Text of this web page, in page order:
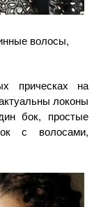
волосы,
прическах на
локоны
бок, простые
с волосами,